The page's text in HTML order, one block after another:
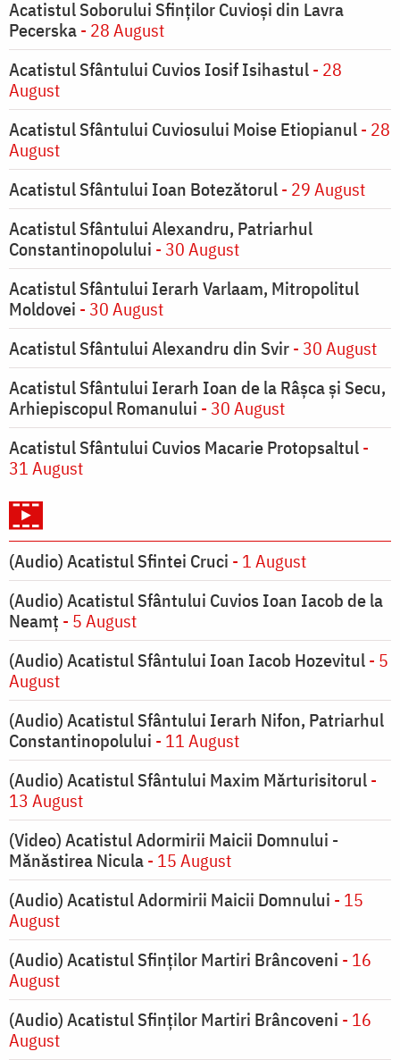
Acatistul Soborului Sfinților Cuvioși din Lavra
Pecerska- 28 August
Acatistul Sfântului Cuvios Iosif Isihastul- 28
August
Acatistul Sfântului Cuviosului Moise Etiopianul- 28
August
Acatistul Sfântului Ioan Botezătorul- 29 August
Acatistul Sfântului Alexandru, Patriarhul
Constantinopolului - 30 August
Acatistul Sfântului Ierarh Varlaam, Mitropolitul
Moldovei - 30 August
Acatistul Sfântului Alexandru din Svir- 30 August
Acatistul Sfântului Ierarh Ioan de la Râşca şi Secu,
Arhiepiscopul Romanului - 30 August
Acatistul Sfântului Cuvios Macarie Protopsaltul-
31 August
(Audio) Acatistul Sfintei Cruci - 1 August
(Audio) Acatistul Sfântului Cuvios Ioan Iacob de la
Neamț - 5 August
(Audio) Acatistul Sfântului Ioan Iacob Hozevitul- 5
August
(Audio) Acatistul Sfântului Ierarh Nifon, Patriarhul
Constantinopolului - 11 August
(Audio) Acatistul Sfântului Maxim Mărturisitorul-
13 August
(Video) Acatistul Adormirii Maicii Domnului -
Mănăstirea Nicula- 15 August
(Audio) Acatistul Adormirii Maicii Domnului - 15
August
(Audio) Acatistul Sfinților Martiri Brâncoveni - 16
August
(Audio) Acatistul Sfinților Martiri Brâncoveni - 16
August